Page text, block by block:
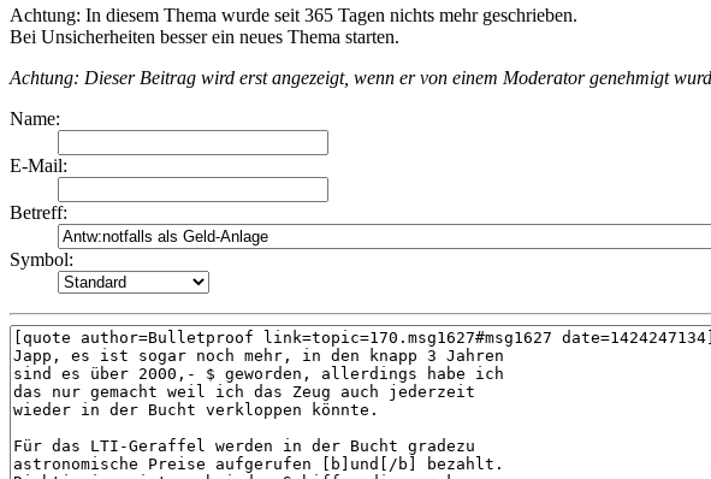
Achtung: In diesem Thema wurde seit 365 Tagen nichts mehr geschrieben.
Bei Unsicherheiten besser ein neues Thema starten.
Achtung: Dieser Beitrag wird erst angezeigt, wenn er von einem Moderator genehmigt
Name:
E-Mail:
Betreff:
Symbol: